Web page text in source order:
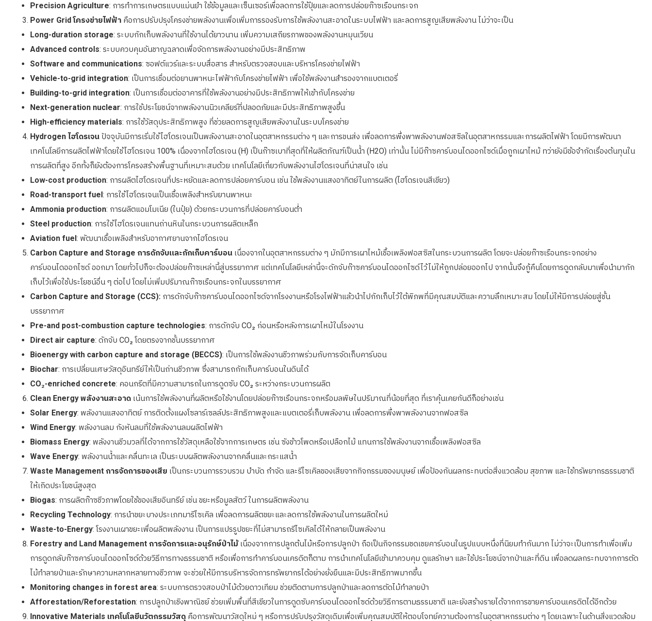
Precision Agriculture: การทำการเกษตรแบบแม่นยำ ใช้ข้อมูลและเซ็นเซอร์เพื่อลดการใช้ปุ๋ยและลดการปล่อยก๊าซเรือนกระจก
Power Grid โครงข่ายไฟฟ้า คือการปรับปรุงโครงข่ายพลังงานเพื่อเพิ่มการรองรับการใช้พลังงานสะอาดในระบบไฟฟ้า และลดการสูญเสียพลังงาน ไม่ว่าจะเป็น
Long-duration storage: ระบบกักเก็บพลังงานที่ใช้งานได้ยาวนาน เพิ่มความเสถียรภาพของพลังงานหมุนเวียน
Advanced controls: ระบบควบคุมอันชาญฉลาดเพื่อจัดการพลังงานอย่างมีประสิทธิภาพ
Software and communications: ซอฟต์แวร์และระบบสื่อสาร สำหรับตรวจสอบและบริหารโครงข่ายไฟฟ้า
Vehicle-to-grid integration: เป็นการเชื่อมต่อยานพาหนะไฟฟ้ากับโครงข่ายไฟฟ้า เพื่อใช้พลังงานสำรองจากแบตเตอรี่
Building-to-grid integration: เป็นการเชื่อมต่ออาคารที่ใช้พลังงานอย่างมีประสิทธิภาพให้เข้ากับโครงข่าย
Next-generation nuclear: การใช้ประโยชน์จากพลังงานนิวเคลียร์ที่ปลอดภัยและมีประสิทธิภาพสูงขึ้น
High-efficiency materials: การใช้วัสดุประสิทธิภาพสูง ที่ช่วยลดการสูญเสียพลังงานในระบบโครงข่าย
Hydrogen ไฮโดรเจน ปัจจุบันมีการเริ่มใช้ไฮโดรเจนเป็นพลังงานสะอาดในอุตสาหกรรมต่าง ๆ และการขนส่ง เพื่อลดการพึ่งพาพลังงานฟอสซิลในอุตสาหกรรมและการผลิตไฟฟ้า โดยมีการพัฒนา
เทคโนโลยีการผลิตไฟฟ้าโดยใช้ไฮโดรเจน 100% เนื่องจากไฮโดรเจน (H) เป็นก๊าซเบาที่สุดที่ให้ผลิตภัณฑ์เป็นน้ำ (H2O) เท่านั้น ไม่มีก๊าซคาร์บอนไดออกไซด์เมื่อถูกเผาไหม้ ทว่ายังมีข้อจำกัดเรื่องต้นทุนใน
การผลิตที่สูง อีกทั้งก็ยังต้องการโครงสร้างพื้นฐานที่เหมาะสมด้วย เทคโนโลยีเกี่ยวกับพลังงานไฮโดรเจนที่น่าสนใจ เช่น
Low-cost production: การผลิตไฮโดรเจนที่ประหยัดและลดการปล่อยคาร์บอน เช่น ใช้พลังงานแสงอาทิตย์ในการผลิต (ไฮโดรเจนสีเขียว)
Road-transport fuel: การใช้ไฮโดรเจนเป็นเชื้อเพลิงสำหรับยานพาหนะ
Ammonia production: การผลิตแอมโมเนีย (ในปุ๋ย) ด้วยกระบวนการที่ปล่อยคาร์บอนต่ำ
Steel production: การใช้ไฮโดรเจนแทนถ่านหินในกระบวนการผลิตเหล็ก
Aviation fuel: พัฒนาเชื้อเพลิงสำหรับอากาศยานจากไฮโดรเจน
Carbon Capture and Storage การดักจับและกักเก็บคาร์บอน เนื่องจากในอุตสาหกรรมต่าง ๆ มักมีการเผาไหม้เชื้อเพลิงฟอสซิสในกระบวนการผลิต โดยจะปล่อยก๊าซเรือนกระจกอย่าง
คาร์บอนไดออกไซด์ ออกมา โดยทั่วไปก็จะต้องปล่อยก๊าซเหล่านี้สู่บรรยากาศ แต่เทคโนโลยีเหล่านี้จะดักจับก๊าซคาร์บอนไดออกไซด์ไว้ไม่ให้ถูกปล่อยออกไป จากนั้นจึงกู้คืนโดยการดูดกลับมาเพื่อนำมากัก
เก็บไว้เพื่อใช้ประโยชน์อื่น ๆ ต่อไป โดยไม่เพิ่มปริมาณก๊าซเรือนกระจกในบรรยากาศ
Carbon Capture and Storage (CCS): การดักจับก๊าซคาร์บอนไดออกไซด์จากโรงงานหรือโรงไฟฟ้าแล้วนำไปกักเก็บไว้ใต้พิภพที่มีคุณสมบัติและความลึกเหมาะสม โดยไม่ให้มีการปล่อยสู่ชั้น
บรรยากาศ
Pre-and post-combustion capture technologies: การดักจับ CO₂ ก่อนหรือหลังการเผาไหม้ในโรงงาน
Direct air capture: ดักจับ CO₂ โดยตรงจากชั้นบรรยากาศ
Bioenergy with carbon capture and storage (BECCS): เป็นการใช้พลังงานชีวภาพร่วมกับการจัดเก็บคาร์บอน
Biochar: การเปลี่ยนเศษวัสดุอินทรีย์ให้เป็นถ่านชีวภาพ ซึ่งสามารถกักเก็บคาร์บอนในดินได้
CO₂-enriched concrete: คอนกรีตที่มีความสามารถในการดูดซับ CO₂ ระหว่างกระบวนการผลิต
Clean Energy พลังงานสะอาด เน้นการใช้พลังงานที่ผลิตหรือใช้งานโดยปล่อยก๊าซเรือนกระจกหรือมลพิษในปริมาณที่น้อยที่สุด ที่เราคุ้นเคยกันดีก็อย่างเช่น
Solar Energy: พลังงานแสงอาทิตย์ การติดตั้งแผงโซลาร์เซลล์ประสิทธิภาพสูงและแบตเตอรี่เก็บพลังงาน เพื่อลดการพึ่งพาพลังงานจากฟอสซิล
Wind Energy: พลังงานลม กังหันลมที่ใช้พลังงานลมผลิตไฟฟ้า
Biomass Energy: พลังงานชีวมวลที่ได้จากการใช้วัสดุเหลือใช้จากการเกษตร เช่น ซังข้าวโพดหรือเปลือกไม้ แทนการใช้พลังงานจากเชื้อเพลิงฟอสซิล
Wave Energy: พลังงานน้ำและคลื่นทะเล เป็นระบบผลิตพลังงานจากคลื่นและกระแสน้ำ
Waste Management การจัดการของเสีย เป็นกระบวนการรวบรวม บำบัด กำจัด และรีไซเคิลของเสียจากกิจกรรมของมนุษย์ เพื่อป้องกันผลกระทบต่อสิ่งแวดล้อม สุขภาพ และใช้ทรัพยากรธรรมชาติ
ให้เกิดประโยชน์สูงสุด
Biogas: การผลิตก๊าซชีวภาพโดยใช้ของเสียอินทรีย์ เช่น ขยะหรือมูลสัตว์ ในการผลิตพลังงาน
Recycling Technology: การนำขยะบางประเภทมารีไซเคิล เพื่อลดการผลิตขยะและลดการใช้พลังงานในการผลิตใหม่
Waste-to-Energy: โรงงานเผาขยะเพื่อผลิตพลังงาน เป็นการแปรรูปขยะที่ไม่สามารถรีไซเคิลได้ให้กลายเป็นพลังงาน
Forestry and Land Management การจัดการและอนุรักษ์ป่าไม้เนื่องจากการปลูกต้นไม้หรือการปลูกป่า ถือเป็นกิจกรรมชดเชยคาร์บอนในรูปแบบหนึ่งที่นิยมทำกันมาก ไม่ว่าจะเป็นการทำเพื่อเพิ่ม
การดูดกลับก๊าซคาร์บอนไดออกไซด์ด้วยวิธีการทางธรรมชาติ หรือเพื่อการทำคาร์บอนเครดิตก็ตาม การนำเทคโนโลยีเข้ามาควบคุม ดูแลรักษา และใช้ประโยชน์จากป่าและที่ดิน เพื่อลดผลกระทบจากการตัด
ไม้ทำลายป่าและรักษาความหลากหลายทางชีวภาพ จะช่วยให้มีการบริหารจัดการทรัพยากรได้อย่างยั่งยืนและมีประสิทธิภาพมากขึ้น
Monitoring changes in forest area: ระบบการตรวจสอบป่าไม้ด้วยดาวเทียม ช่วยติดตามการปลูกป่าและลดการตัดไม้ทำลายป่า
Afforestation/Reforestation: การปลูกป่าเชิงพาณิชย์ ช่วยเพิ่มพื้นที่สีเขียวในการดูดซับคาร์บอนไดออกไซด์ด้วยวิธีการตามธรรมชาติ และยังสร้างรายได้จากการขายคาร์บอนเครดิตได้อีกด้วย
Innovative Materials เทคโนโลยีนวัตกรรมวัสดุ คือการพัฒนาวัสดุใหม่ ๆ หรือการปรับปรุงวัสดุเดิมเพื่อเพิ่มคุณสมบัติให้ตอบโจทย์ความต้องการในอุตสาหกรรมต่าง ๆ โดยเฉพาะในด้านสิ่งแวดล้อม